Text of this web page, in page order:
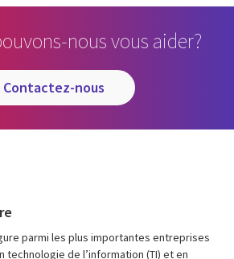
nous vous aider?
contactez-nous
parmi les plus importantes entreprises
technologie de l’information (TI) et en